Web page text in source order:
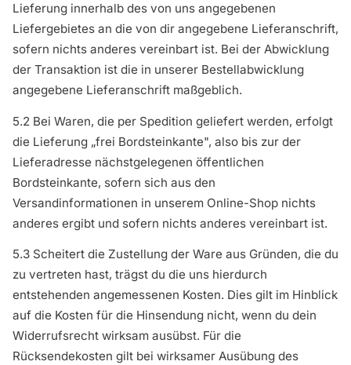
Lieferung innerhalb des von uns angegebenen
Liefergebietes an die von dir angegebene Lieferanschrift,
sofern nichts anderes vereinbart ist. Bei der Abwicklung
der Transaktion ist die in unserer Bestellabwicklung
angegebene Lieferanschrift maßgeblich.
5.2 Bei Waren, die per Spedition geliefert werden, erfolgt
die Lieferung „frei Bordsteinkante", also bis zur der
Lieferadresse nächstgelegenen öffentlichen
Bordsteinkante, sofern sich aus den
Versandinformationen in unserem Online-Shop nichts
anderes ergibt und sofern nichts anderes vereinbart ist.
5.3 Scheitert die Zustellung der Ware aus Gründen, die du
zu vertreten hast, trägst du die uns hierdurch
entstehenden angemessenen Kosten. Dies gilt im Hinblick
auf die Kosten für die Hinsendung nicht, wenn du dein
Widerrufsrecht wirksam ausübst. Für die
Rücksendekosten gilt bei wirksamer Ausübung des